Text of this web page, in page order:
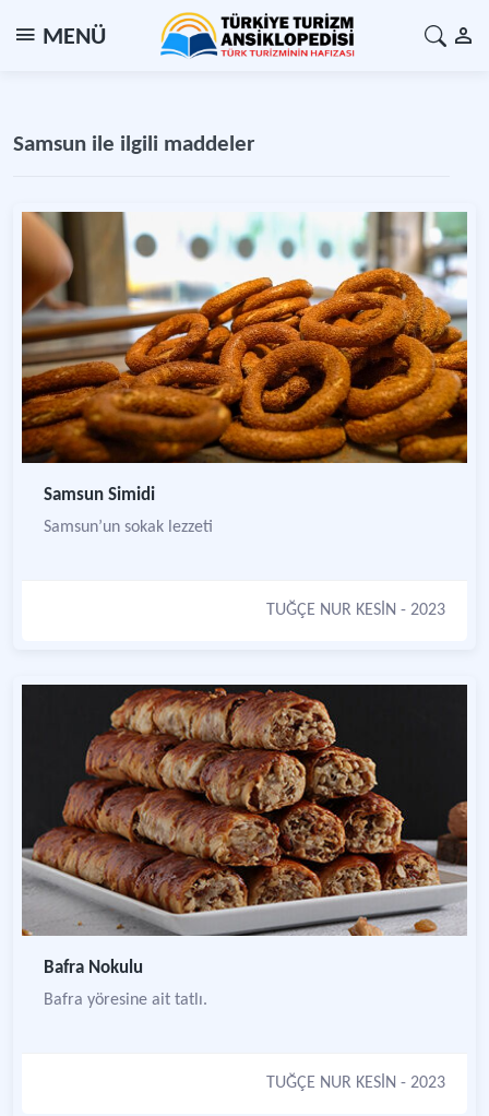
MENÜ
Samsun ile ilgili maddeler
Samsun Simidi
Samsun’un sokak lezzeti
TUĞÇE NUR KESİN - 2023
Bafra Nokulu
Bafra yöresine ait tatlı.
TUĞÇE NUR KESİN - 2023